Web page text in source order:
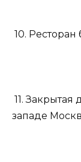
10. Ресторан
11.
западе